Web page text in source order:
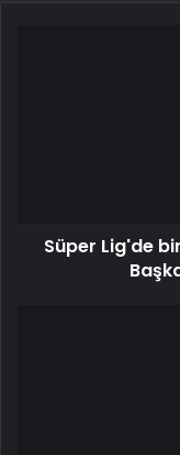
Süper Lig'de